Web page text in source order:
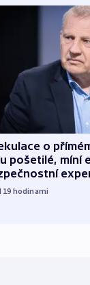
o
pošetilé, míní
19 hodinami